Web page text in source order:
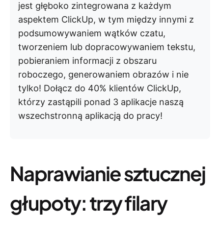
jest głęboko zintegrowana z każdym
aspektem ClickUp, w tym między innymi z
podsumowywaniem wątków czatu,
tworzeniem lub dopracowywaniem tekstu,
pobieraniem informacji z obszaru
roboczego, generowaniem obrazów i nie
tylko! Dołącz do 40% klientów ClickUp,
którzy zastąpili ponad 3 aplikacje naszą
wszechstronną aplikacją do pracy!
Naprawianie sztucznej
głupoty: trzy filary